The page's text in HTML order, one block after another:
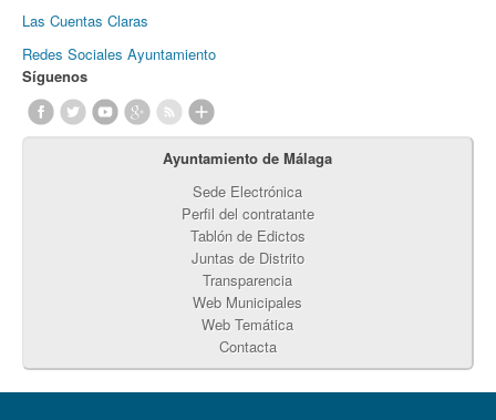
Las Cuentas Claras
Redes Sociales Ayuntamiento
Síguenos
Ayuntamiento de Málaga
Sede Electrónica
Perfil del contratante
Tablón de Edictos
Juntas de Distrito
Transparencia
Web Municipales
Web Temática
Contacta